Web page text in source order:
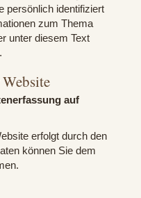
persönlich identifiziert
zum Thema
unter diesem Text
auf
erfolgt durch den
können Sie dem